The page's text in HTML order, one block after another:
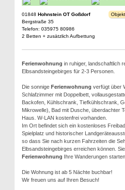
01848 Hohnstein OT Goßdorf
Bergstraße 35
Telefon: 035975 80986
2 Betten + zusätzlich Aufbettung
Ferienwohnung in ruhiger, landschaftlich
Elbsandsteingebirges für 2-3 Personen.
Die sonnige Ferienwohnung verfügt über
Schlafzimmer mit Doppelbett,
Backofen, Kühlschrank, Tiefkühlschrank,
Mikrowelle), Bad mit Dusche, überdachter
Haus. W-LAN kostenfrei vorhanden.
Im Ort befindet sich ein kostenloses
Spielplatz und historischer
so dass Sie nach kurzen Fahrzeiten die
Elbsandsteingebirges erreichen können.
Ferienwohnung Ihre Wanderungen starten.
Die Wohnung ist ab 5 Nächte buchbar!
Wir freuen uns auf Ihren Besuch!